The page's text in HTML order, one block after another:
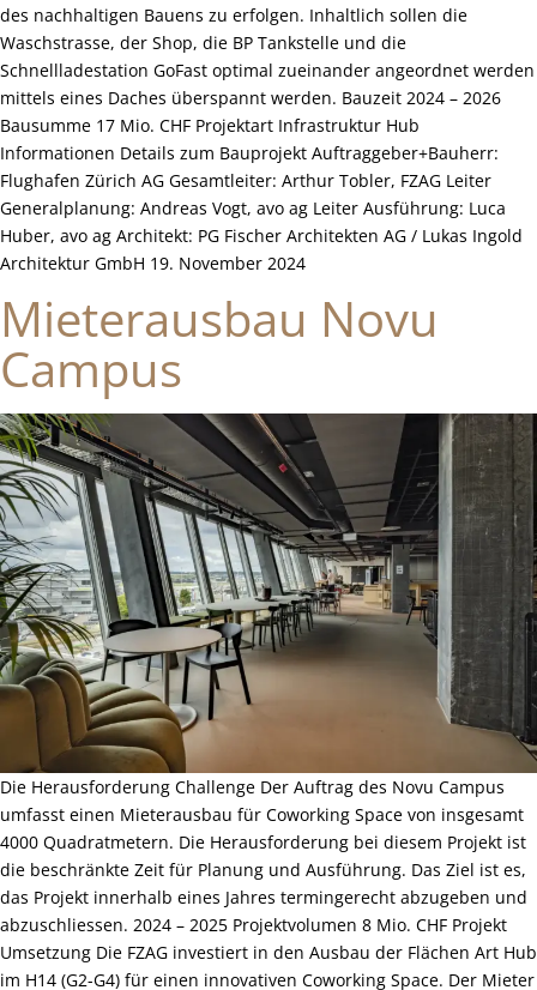
des nachhaltigen Bauens zu erfolgen. Inhaltlich sollen die
Waschstrasse, der Shop, die BP Tankstelle und die
Schnellladestation GoFast optimal zueinander angeordnet werden
mittels eines Daches überspannt werden. Bauzeit 2024 – 2026
Bausumme 17 Mio. CHF Projektart Infrastruktur Hub
Informationen Details zum Bauprojekt Auftraggeber+Bauherr:
Flughafen Zürich AG Gesamtleiter: Arthur Tobler, FZAG Leiter
Generalplanung: Andreas Vogt, avo ag Leiter Ausführung: Luca
Huber, avo ag Architekt: PG Fischer Architekten AG / Lukas Ingold
Architektur GmbH 19. November 2024
Mieterausbau Novu
Campus
Die Herausforderung Challenge Der Auftrag des Novu Campus
umfasst einen Mieterausbau für Coworking Space von insgesamt
4000 Quadratmetern. Die Herausforderung bei diesem Projekt ist
die beschränkte Zeit für Planung und Ausführung. Das Ziel ist es,
das Projekt innerhalb eines Jahres termingerecht abzugeben und
abzuschliessen. 2024 – 2025 Projektvolumen 8 Mio. CHF Projekt
Umsetzung Die FZAG investiert in den Ausbau der Flächen Art Hub
im H14 (G2-G4) für einen innovativen Coworking Space. Der Mieter